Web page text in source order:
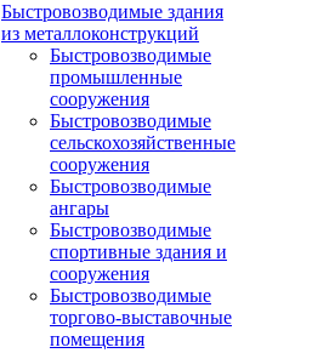
Быстровозводимые здания
из металлоконструкций
Быстровозводимые
промышленные
сооружения
Быстровозводимые
сельскохозяйственные
сооружения
Быстровозводимые
ангары
Быстровозводимые
спортивные здания и
сооружения
Быстровозводимые
торгово-выставочные
помещения